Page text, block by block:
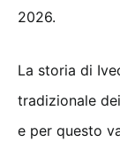
2026.
La storia di
tradizionale
e per questo